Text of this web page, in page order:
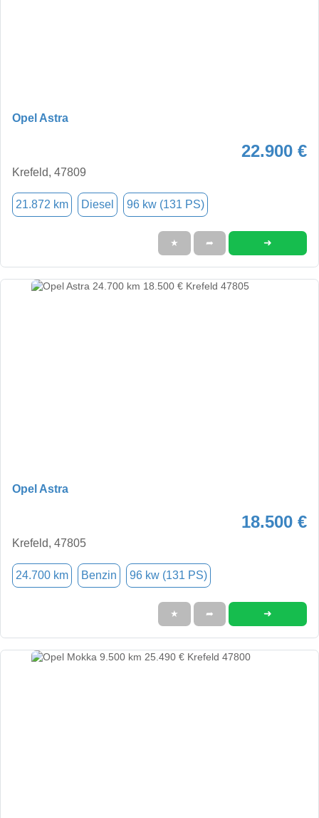
Opel Astra
22.900 €
Krefeld, 47809
21.872 km Diesel 96 kw (131 PS)
★ ➦ ➜
Opel Astra
18.500 €
Krefeld, 47805
24.700 km Benzin 96 kw (131 PS)
★ ➦ ➜